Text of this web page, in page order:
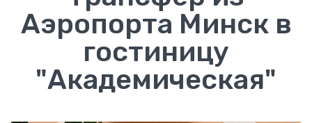
Аэропорта Минск в
гостиницу
"Академическая"